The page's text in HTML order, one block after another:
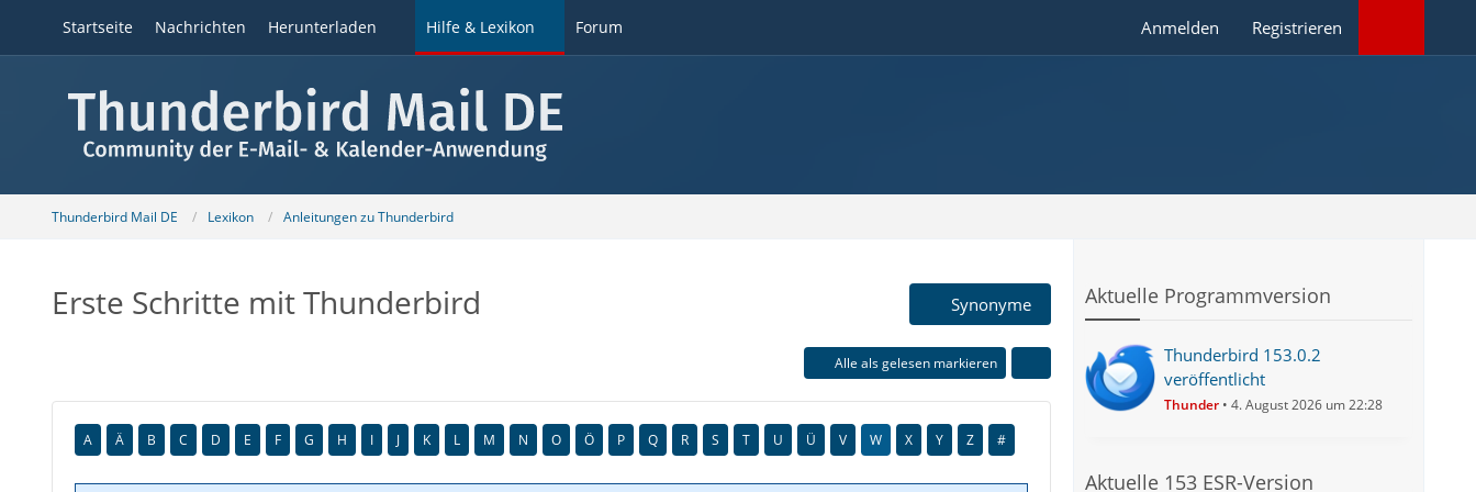
Startseite Nachrichten Herunterladen Hilfe & Lexikon Forum Anmelden Registrieren
Thunderbird Mail DE Lexikon Anleitungen zu Thunderbird
Erste Schritte mit Thunderbird Synonyme
Alle als gelesen markieren
A Ä B C D E F G H I J K L M N O Ö P Q R S T U Ü V W X Y Z #
Aktuelle Programmversion
Thunderbird 153.0.2
veröffentlicht
Thunder 4. August 2026 um 22:28
Aktuelle 153 ESR-Version